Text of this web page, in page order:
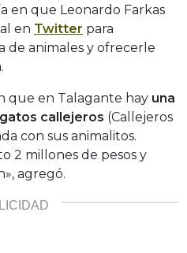
en que Leonardo Farkas
en Twitter para
de animales y ofrecerle
que en Talagante hay una
callejeros (Callejeros
con sus animalitos.
2 millones de pesos y
agregó.